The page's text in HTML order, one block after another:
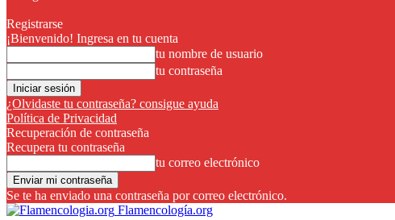
Registrarse
¡Bienvenido! Ingresa en tu cuenta
tu nombre de usuario
tu contraseña
¿Olvidaste tu contraseña? consigue ayuda
Política de Privacidad
Recuperación de contraseña
Recupera tu contraseña
tu correo electrónico
Se te ha enviado una contraseña por correo electrónico.
Flamencología.org